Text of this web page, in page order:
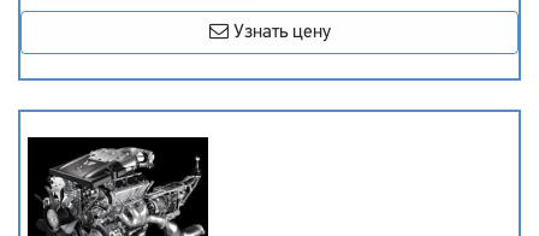
Узнать цену